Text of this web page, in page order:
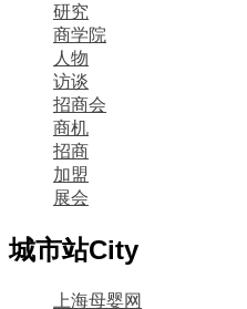
研究
商学院
人物
访谈
招商会
商机
招商
加盟
展会
城市站City
上海母婴网